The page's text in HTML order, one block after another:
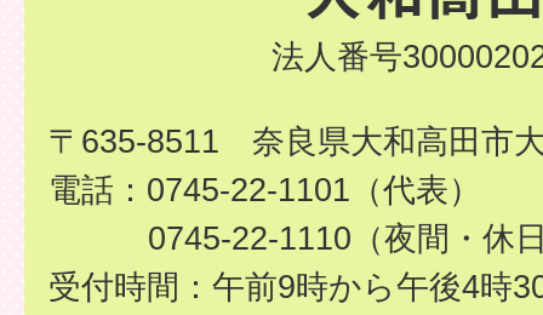
法人番号
〒635-8511 奈良県大和高田市
電話：0745-22-1101（代表）
0745-22-1110（夜間・休
受付時間：午前9時から午後4時